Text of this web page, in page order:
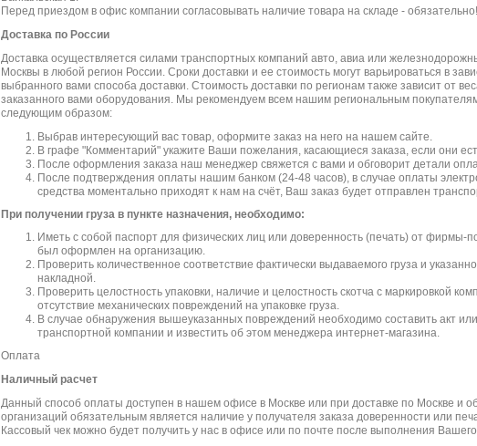
Перед приездом в офис компании согласовывать наличие товара на складе - обязательно!
Доставка по России
Доставка осуществляется силами транспортных компаний авто, авиа или
Москвы в любой регион России. Сроки доставки и ее стоимость могут варьироваться в
выбранного вами способа доставки. Стоимость доставки по регионам также зависит от
заказанного вами оборудования. Мы рекомендуем всем нашим региональным
следующим образом:
Выбрав интересующий вас товар, оформите заказ на него на нашем сайте.
В графе "Комментарий" укажите Ваши пожелания, касающиеся заказа, если они
После оформления заказа наш менеджер свяжется с вами и обговорит детали
После подтверждения оплаты нашим банком (24-48 часов), в случае оплаты
средства моментально приходят к нам на счёт, Ваш заказ будет отправлен
При получении груза в пункте назначения, необходимо:
Иметь с собой паспорт для физических лиц или доверенность (печать) от фирмы-
был оформлен на организацию.
Проверить количественное соответствие фактически выдаваемого груза и
накладной.
Проверить целостность упаковки, наличие и целостность скотча с маркировкой
отсутствие механических повреждений на упаковке груза.
В случае обнаружения вышеуказанных повреждений необходимо составить акт
транспортной компании и известить об этом менеджера интернет-магазина.
Оплата
Наличный расчет
Данный способ оплаты доступен в нашем офисе в Москве или при доставке по Москве и
организаций обязательным является наличие у получателя заказа доверенности или
Кассовый чек можно будет получить у нас в офисе или по почте после выполнения Вашего